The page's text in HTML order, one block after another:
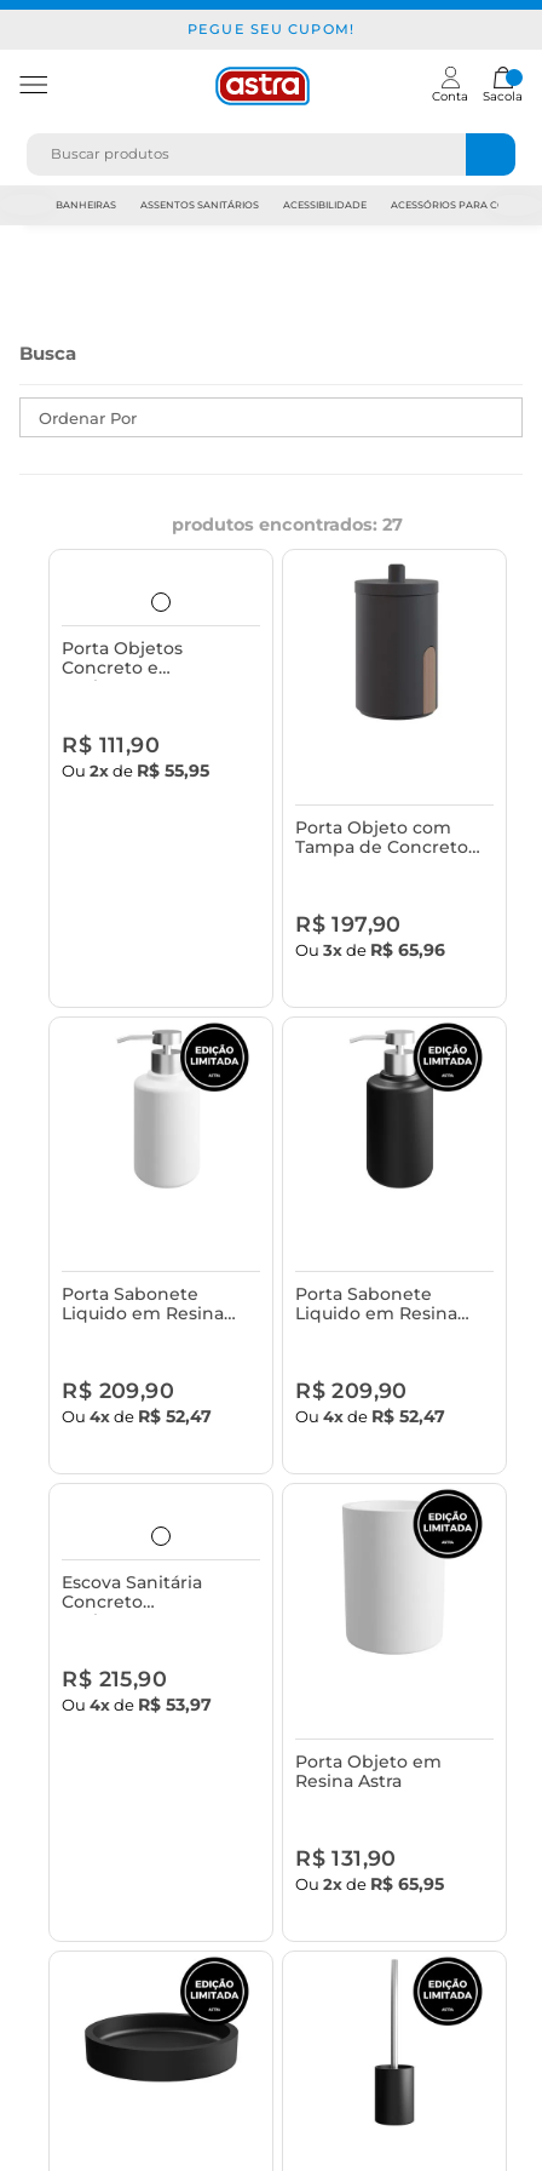
PEGUE SEU CUPOM!
Conta Sacola
BANHEIRAS ASSENTOS SANITÁRIOS ACESSIBILIDADE ACESSÓRIOS PARA
Ordenar Por
produtos encontrados: 27
Porta Objetos
Concreto e
Acabamento em
R$ 111,90
Ou2xde R$ 55,95
Porta Objeto com
Tampa de Concreto
R$ 197,90
Ou3xde R$ 65,96
Porta Sabonete
Liquido em Resina
R$ 209,90
Ou4xde R$ 52,47
Porta Sabonete
Liquido em Resina
R$ 209,90
Ou4xde R$ 52,47
Escova Sanitária
Concreto
Acabamento em
R$ 215,90
Ou4xde R$ 53,97
Porta Objeto em
Resina Astra
R$ 131,90
Ou2xde R$ 65,95